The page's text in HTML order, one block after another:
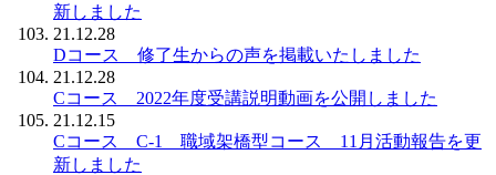
新しました
21.12.28
Dコース 修了生からの声を掲載いたしました
21.12.28
Cコース 2022年度受講説明動画を公開しました
21.12.15
Cコース C-1 職域架橋型コース 11月活動報告を更
新しました